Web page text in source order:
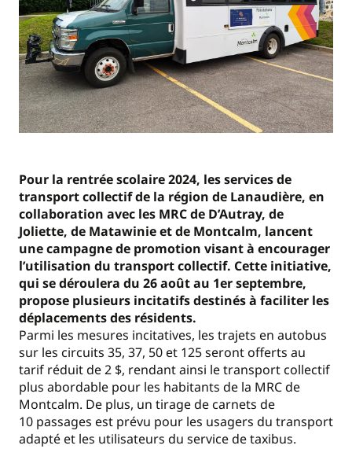
Pour la rentrée scolaire 2024, les services de
transport collectif de la région de Lanaudière, en
collaboration avec les MRC de D’Autray, de
Joliette, de Matawinie et de Montcalm, lancent
une campagne de promotion visant à encourager
l’utilisation du transport collectif. Cette initiative,
qui se déroulera du 26 août au 1er septembre,
propose plusieurs incitatifs destinés à faciliter les
déplacements des résidents.
Parmi les mesures incitatives, les trajets en autobus
sur les circuits 35, 37, 50 et 125 seront offerts au
tarif réduit de 2 $, rendant ainsi le transport collectif
plus abordable pour les habitants de la MRC de
Montcalm. De plus, un tirage de carnets de
10 passages est prévu pour les usagers du transport
adapté et les utilisateurs du service de taxibus.